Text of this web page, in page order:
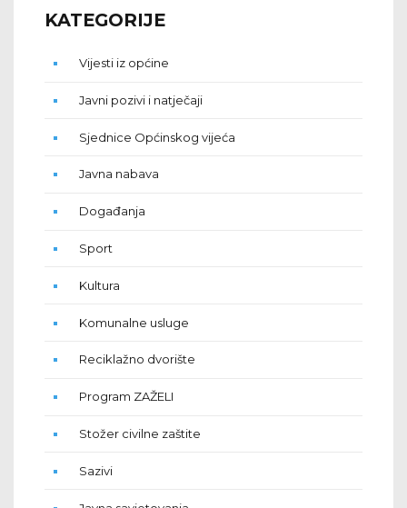
KATEGORIJE
Vijesti iz općine
Javni pozivi i natječaji
Sjednice Općinskog vijeća
Javna nabava
Događanja
Sport
Kultura
Komunalne usluge
Reciklažno dvorište
Program ZAŽELI
Stožer civilne zaštite
Sazivi